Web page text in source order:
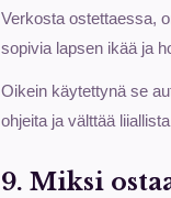
Verkosta ostettaessa,
sopivia lapsen ikää ja
Oikein käytettynä se
ohjeita ja välttää
9. Miksi